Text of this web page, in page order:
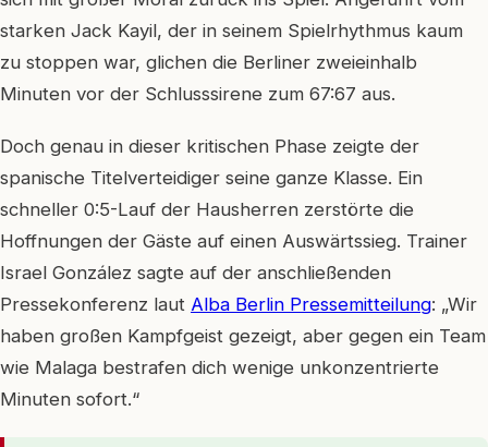
starken Jack Kayil, der in seinem Spielrhythmus kaum
zu stoppen war, glichen die Berliner zweieinhalb
Minuten vor der Schlusssirene zum 67:67 aus.
Doch genau in dieser kritischen Phase zeigte der
spanische Titelverteidiger seine ganze Klasse. Ein
schneller 0:5-Lauf der Hausherren zerstörte die
Hoffnungen der Gäste auf einen Auswärtssieg. Trainer
Israel González sagte auf der anschließenden
Pressekonferenz laut Alba Berlin Pressemitteilung: „Wir
haben großen Kampfgeist gezeigt, aber gegen ein Team
wie Malaga bestrafen dich wenige unkonzentrierte
Minuten sofort.“